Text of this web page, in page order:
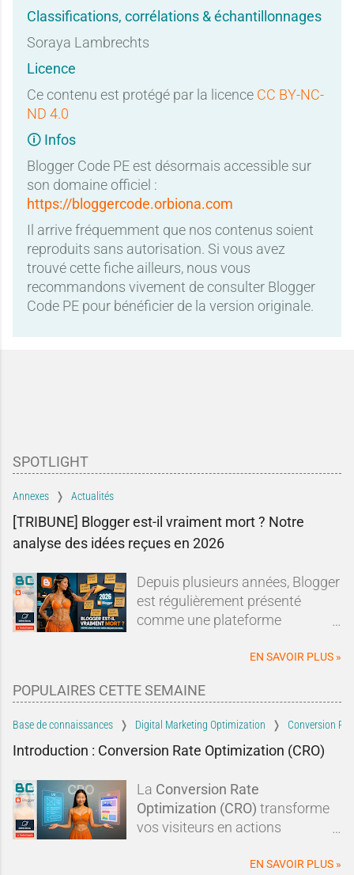
Classifications, corrélations & échantillonnages
Soraya Lambrechts
Licence
Ce contenu est protégé par la licence CC BY-NC-
ND 4.0
🛈 Infos
Blogger Code PE est désormais accessible sur
son domaine officiel :
https://bloggercode.orbiona.com
Il arrive fréquemment que nos contenus soient
reproduits sans autorisation. Si vous avez
trouvé cette fiche ailleurs, nous vous
recommandons vivement de consulter Blogger
Code PE pour bénéficier de la version originale.
SPOTLIGHT
Annexes Actualités
[TRIBUNE] Blogger est-il vraiment mort ? Notre
analyse des idées reçues en 2026
Depuis plusieurs années, Blogger
est régulièrement présenté
comme une plateforme
de vie.Sur les forums, les réseaux
de plateformes de blogging, les
sans cesse : Blogger serait un
dinosaure du Web, Google
longtemps et il serait devenu
incapable de rivaliser avec les
solutions modernes.À tel point
légitimement se demander si
EN SAVOIR PLUS »
POPULAIRES CETTE SEMAINE
Base de connaissances Digital Marketing Optimization Conversion
Introduction : Conversion Rate Optimization (CRO)
La Conversion Rate
Optimization (CRO) transforme
vos visiteurs en actions
. En optimisant
EN SAVOIR PLUS »